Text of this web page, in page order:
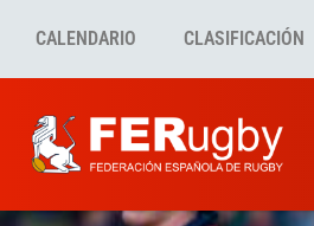
CALENDARIO CLASIFICACIÓN